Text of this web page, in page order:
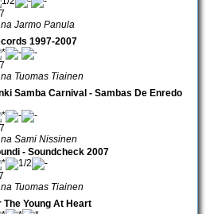
Jarmo Panula
1997-2007
Tuomas Tiainen
Samba Carnival - Sambas De Enredo
Sami Nissinen
- Soundcheck 2007
Tuomas Tiainen
The Young At Heart